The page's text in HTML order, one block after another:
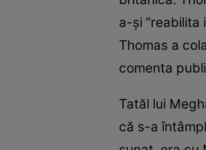
a-şi ”reabilita
Thomas a
comenta
Tatăl lui
că s-a